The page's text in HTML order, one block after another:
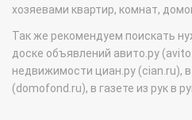
хозяевами квартир, комнат,
Так же рекомендуем поискать
доске объявлений авито.ру
недвижимости циан.ру (cian.ru),
(domofond.ru), в газете из рук в